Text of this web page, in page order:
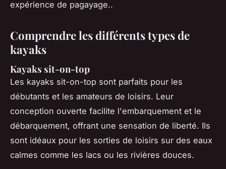
expérience de pagayage..
Comprendre les différents types de
kayaks
Kayaks sit-on-top
Les kayaks sit-on-top sont parfaits pour les
débutants et les amateurs de loisirs. Leur
conception ouverte facilite l'embarquement et le
débarquement, offrant une sensation de liberté. Ils
sont idéaux pour les sorties de loisirs sur des eaux
calmes comme les lacs ou les rivières douces.